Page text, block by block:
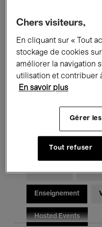
Tous les événements
Expositions
Rencontres & Débats
Musique classique
Musique électronique
Pour tous
Enseignement
Hosted Events
Chers visiteurs,
En cliquant sur « Tout
stockage de cookies
améliorer la navigation
utilisation et contribuer
En savoir plus
Gérer
Tout refuser